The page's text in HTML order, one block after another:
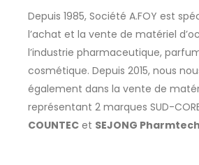
Depuis 1985, Société A.FOY est
l’achat et la vente de matériel
l’industrie pharmaceutique,
cosmétique. Depuis 2015, nous
également dans la vente de
représentant 2 marques SUD-
COUNTEC et SEJONG Pharmtech